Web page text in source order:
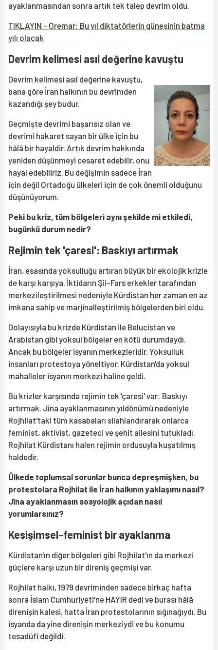
ayaklanmasından sonra artık tek talep devrim oldu.
TIKLAYIN - Oremar: Bu yıl diktatörlerin güneşinin batma
yılı olacak
Devrim kelimesi asıl değerine kavuştu
Devrim kelimesi asıl değerine kavuştu,
bana göre İran halkının bu devrimden
kazandığı şey budur.
Geçmişte devrimi başarısız olan ve
devrimi hakaret sayan bir ülke için bu
hâlâ bir hayaldir. Artık devrim hakkında
yeniden düşünmeyi cesaret edebilir, onu
hayal edebiliriz. Bu değişimin sadece İran
için değil Ortadoğu ülkeleri için de çok önemli olduğunu
düşünüyorum.
Peki bu kriz, tüm bölgeleri aynı şekilde mi etkiledi,
bugünkü durum nedir?
Rejimin tek 'çaresi': Baskıyı artırmak
İran, esasında yoksulluğu artıran büyük bir ekolojik krizle
de karşı karşıya. İktidarın Şii-Fars erkekler tarafından
merkezileştirilmesi nedeniyle Kürdistan her zaman en az
imkana sahip ve marjinalleştirilmiş bölgelerden biri oldu.
Dolayısıyla bu krizde Kürdistan ile Belucistan ve
Arabistan gibi yoksul bölgeler en kötü durumdaydı.
Ancak bu bölgeler isyanın merkezleridir. Yoksulluk
insanları protestoya yöneltiyor. Kürdistan'da yoksul
mahalleler isyanın merkezi haline geldi.
Bu krizler karşısında rejimin tek 'çaresi' var: Baskıyı
artırmak. Jîna ayaklanmasının yıldönümü nedeniyle
Rojhilat'taki tüm kasabaları silahlandırarak onlarca
feminist, aktivist, gazeteci ve şehit ailesini tutukladı.
Rojhilat Kürdistanı halen rejimin ordusuyla kuşatılmış
haldedir.
Ülkede toplumsal sorunlar bunca depreşmişken, bu
protestolara Rojhilat ile İran halkının yaklaşımı nasıl?
Jîna ayaklanmasın sosyolojik açıdan nasıl
yorumlarsınız?
Kesişimsel-feminist bir ayaklanma
Kürdistan'ın diğer bölgeleri gibi Rojhilat'ın da merkezi
güçlere karşı uzun bir direniş geçmişi var.
Rojhilat halkı, 1979 devriminden sadece birkaç hafta
sonra İslam Cumhuriyeti'ne HAYIR dedi ve burası hâlâ
direnişin kalesi, hatta İran protestolarının sığınağıydı. Bu
isyanda da yine direnişin merkeziydi ve bu konumu
tesadüfi değildi.